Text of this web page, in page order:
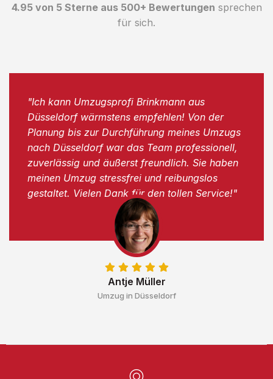
4.95 von 5 Sterne aus 500+ Bewertungen sprechen
für sich.
Antje Müller
Umzug in Düsseldorf
"Ich kann Umzugsprofi Brinkmann aus
Düsseldorf wärmstens empfehlen! Von der
Planung bis zur Durchführung meines Umzugs
nach Düsseldorf war das Team professionell,
zuverlässig und äußerst freundlich. Sie haben
meinen Umzug stressfrei und reibungslos
gestaltet. Vielen Dank für den tollen Service!"